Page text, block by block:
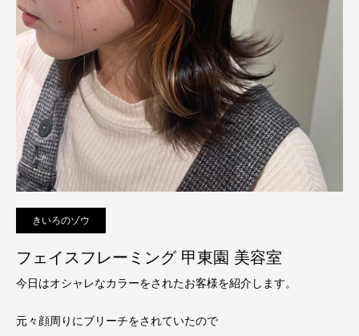
きいろのゾウ
フェイスフレーミング 甲東園 美容室
今日はオシャレなカラーをされたお客様を紹介します。
元々顔周りにブリーチをされていたので